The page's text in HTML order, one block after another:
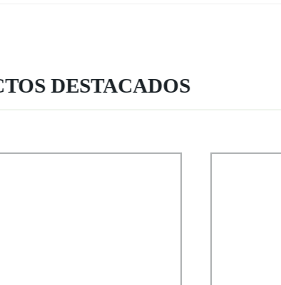
DESTACADOS